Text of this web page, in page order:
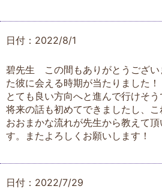
日付：2022/8/1
碧先生 この間もありがとうござい
た彼に会える時期が当たりました！
とても良い方向へと進んで行けそう
将来の話も初めてできましたし、こ
おおまかな流れが先生から教えて
す。またよろしくお願いします！
日付：2022/7/29